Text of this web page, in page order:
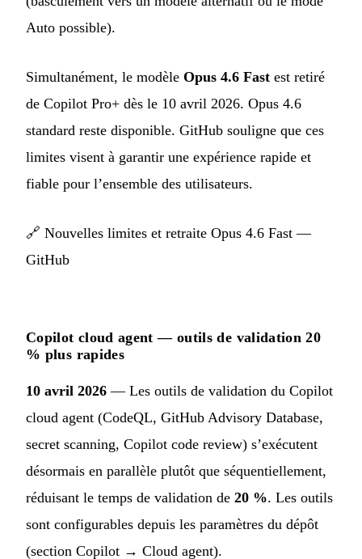
Auto possible).
Simultanément, le modèle Opus 4.6 Fast est retiré
de Copilot Pro+ dès le 10 avril 2026. Opus 4.6
standard reste disponible. GitHub souligne que ces
limites visent à garantir une expérience rapide et
fiable pour l’ensemble des utilisateurs.
🔗 Nouvelles limites et retraite Opus 4.6 Fast —
GitHub
Copilot cloud agent — outils de validation 20
% plus rapides
10 avril 2026 — Les outils de validation du Copilot
cloud agent (CodeQL, GitHub Advisory Database,
secret scanning, Copilot code review) s’exécutent
désormais en parallèle plutôt que séquentiellement,
réduisant le temps de validation de 20 %. Les outils
sont configurables depuis les paramètres du dépôt
(section Copilot → Cloud agent).